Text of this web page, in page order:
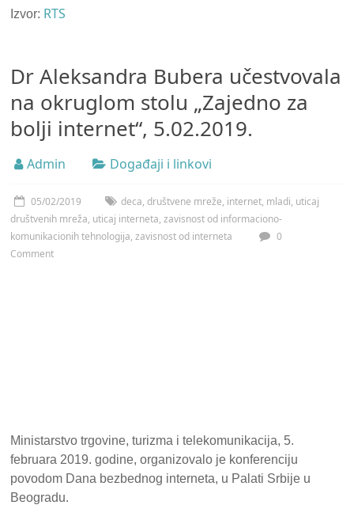
Izvor: RTS
Dr Aleksandra Bubera učestvovala
na okruglom stolu „Zajedno za
bolji internet“, 5.02.2019.
Admin Događaji i linkovi
05/02/2019 deca,društvene mreže, internet, mladi, uticaj
društvenih mreža, uticaj interneta,zavisnost od informaciono-
komunikacionih tehnologija,zavisnost od interneta
0
Comment
Ministarstvo trgovine, turizma i telekomunikacija, 5.
februara 2019. godine, organizovalo je konferenciju
povodom Dana bezbednog interneta, u Palati Srbije u
Beogradu.